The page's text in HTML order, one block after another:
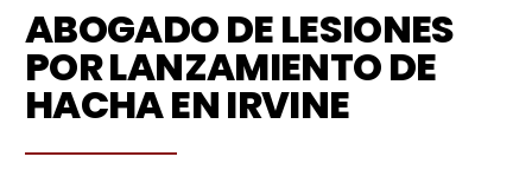
ABOGADO DE LESIONES
POR LANZAMIENTO DE
HACHA EN IRVINE